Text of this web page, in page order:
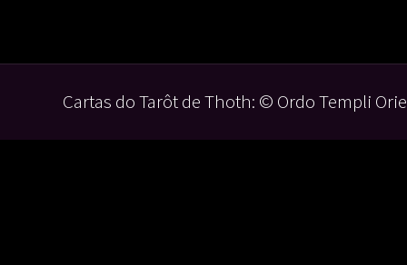
Cartas do Tarôt de Thoth: © Ordo Templi